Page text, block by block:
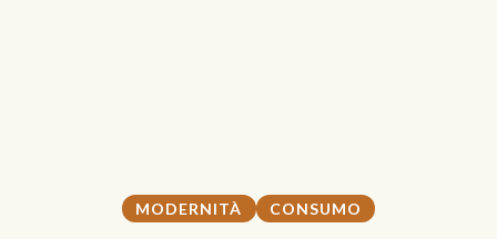
MODERNITÀ CONSUMO